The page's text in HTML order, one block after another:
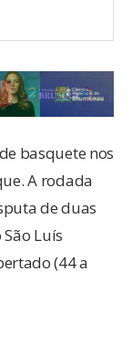
basquete nos
A rodada
de duas
Luís
(44 a